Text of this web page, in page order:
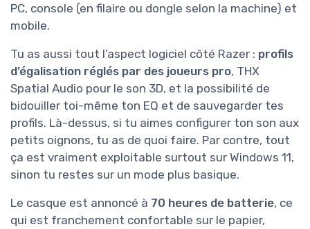
PC, console (en filaire ou dongle selon la machine) et
mobile.
Tu as aussi tout l’aspect logiciel côté Razer : profils
d’égalisation réglés par des joueurs pro, THX
Spatial Audio pour le son 3D, et la possibilité de
bidouiller toi-même ton EQ et de sauvegarder tes
profils. Là-dessus, si tu aimes configurer ton son aux
petits oignons, tu as de quoi faire. Par contre, tout
ça est vraiment exploitable surtout sur Windows 11,
sinon tu restes sur un mode plus basique.
Le casque est annoncé à 70 heures de batterie, ce
qui est franchement confortable sur le papier,